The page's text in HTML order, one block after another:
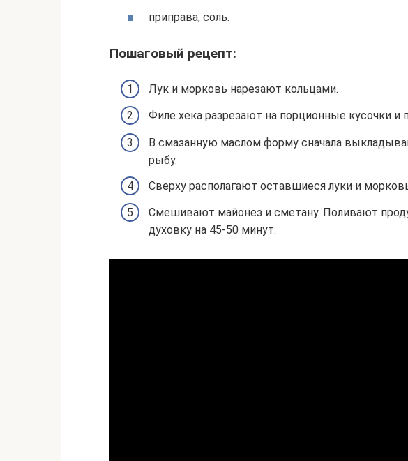
приправа, соль.
Пошаговый рецепт:
Лук и морковь нарезают кольцами.
Филе хека разрезают на порционные кусочки и
В смазанную маслом форму сначала
рыбу.
Сверху располагают оставшиеся луки и
Смешивают майонез и сметану. Поливают
духовку на 45-50 минут.